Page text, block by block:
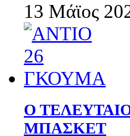
13 Μάϊος
Ο
ΜΠΑΣΚΕΤ